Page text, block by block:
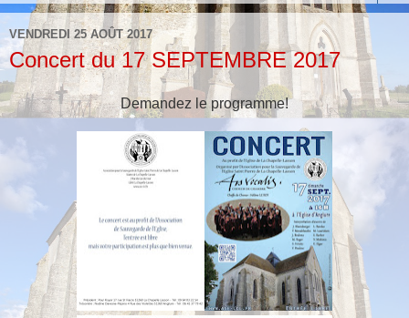
VENDREDI 25 AOÛT 2017
Concert du 17 SEPTEMBRE 2017
Demandez le programme!